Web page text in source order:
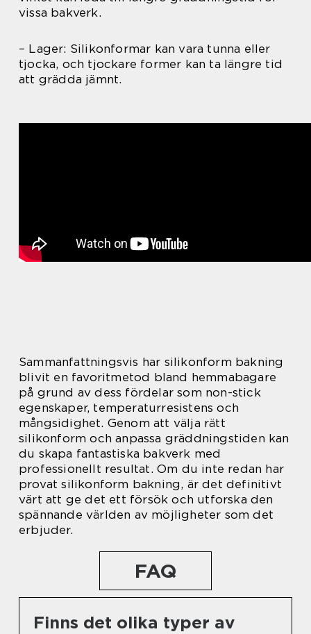
vissa bakverk.
– Lager: Silikonformar kan vara tunna eller
tjocka, och tjockare former kan ta längre tid
att grädda jämnt.
Sammanfattningsvis har silikonform bakning
blivit en favoritmetod bland hemmabagare
på grund av dess fördelar som non-stick
egenskaper, temperaturresistens och
mångsidighet. Genom att välja rätt
silikonform och anpassa gräddningstiden kan
du skapa fantastiska bakverk med
professionellt resultat. Om du inte redan har
provat silikonform bakning, är det definitivt
värt att ge det ett försök och utforska den
spännande världen av möjligheter som det
erbjuder.
FAQ
Finns det olika typer av